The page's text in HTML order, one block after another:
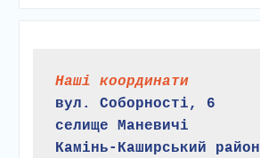
Наші координати
вул. Соборності, 6
селище Маневичі
Камінь-Каширський район